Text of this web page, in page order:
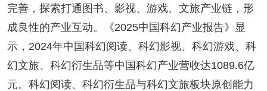
完善，探索打通图书、影视、游戏、文旅产业链，形
成良性的产业互动。《2025中国科幻产业报告》显
示，2024年中国科幻阅读、科幻影视、科幻游戏、科
幻文旅、科幻衍生品等中国科幻产业营收达1089.6亿
元。科幻阅读、科幻衍生品与科幻文旅板块原创能力